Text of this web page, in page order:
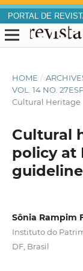
PORTAL DE
HOME /
VOL. 14 NO.
Cultural Heritage
Cultural
policy at
Sônia Rampim
Instituto do
DF, Brasil